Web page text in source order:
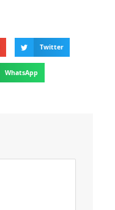
Twitter
WhatsApp